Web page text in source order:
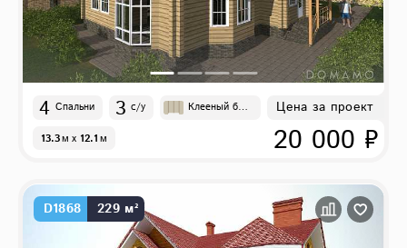
4 Спальни 3 с/у
Клееный бру
13.3м x 12.1м
Цена за проект
20 000 ₽
D1868 229 м²